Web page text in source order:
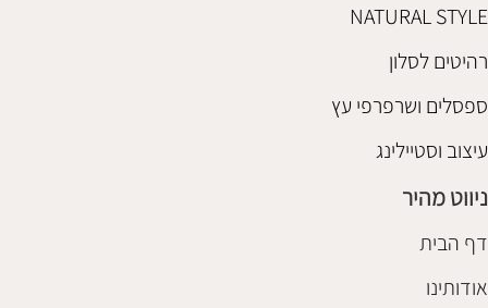
NATURAL STYLE
רהיטים לסלון
ספסלים ושרפרפי עץ
עיצוב וסטיילינג
ניווט מהיר
דף הבית
אודותינו